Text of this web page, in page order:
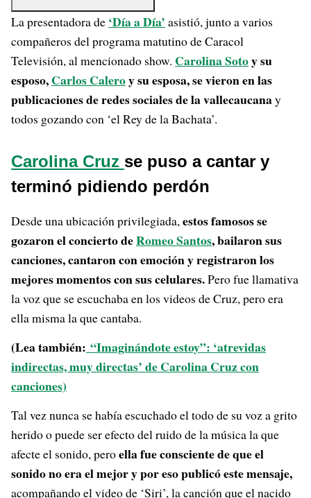
La presentadora de ‘Día a Día’ asistió, junto a varios
compañeros del programa matutino de Caracol
Televisión, al mencionado show. Carolina Sotoy su
esposo,Carlos Caleroy su esposa, se vieron en las
publicaciones de redes sociales de la vallecaucanay
todos gozando con ‘el Rey de la Bachata’.
Carolina Cruz se puso a cantar y
terminó pidiendo perdón
Desde una ubicación privilegiada,estos famosos se
gozaron el concierto deRomeo Santos, bailaron sus
canciones, cantaron con emoción y registraron los
mejores momentos con sus celulares.Pero fue llamativa
la voz que se escuchaba en los videos de Cruz, pero era
ella misma la que cantaba.
(Lea también: “Imaginándote estoy”: ‘atrevidas
indirectas, muy directas’ de Carolina Cruz con
canciones)
Tal vez nunca se había escuchado el todo de su voz a grito
herido o puede ser efecto del ruido de la música la que
afecte el sonido, peroella fue consciente de que el
sonido no era el mejor y por eso publicó este mensaje,
acompañando el video de ‘Siri’, la canción que el nacido